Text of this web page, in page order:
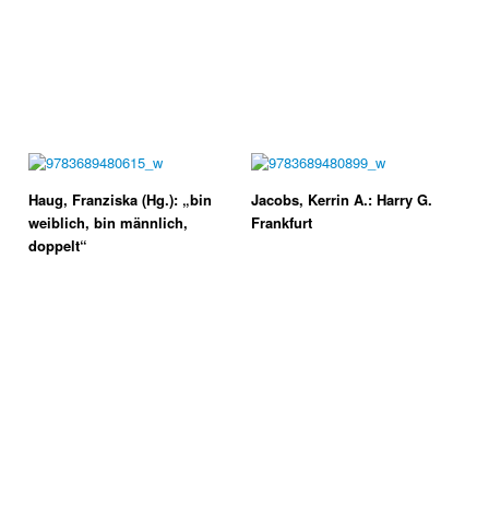
Haug, Franziska (Hg.): „bin
weiblich, bin männlich,
doppelt“
Jacobs, Kerrin A.: Harry G.
Frankfurt